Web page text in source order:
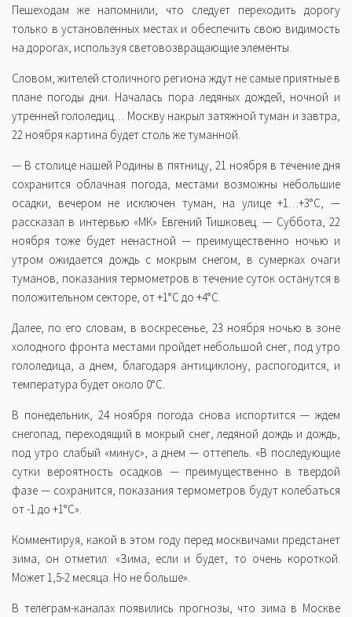
Пешеходам же напомнили, что следует переходить дорогу
только в установленных местах и обеспечить свою видимость
на дорогах, используя световозвращающие элементы.
Словом, жителей столичного региона ждут не самые приятные в
плане погоды дни. Началась пора ледяных дождей, ночной и
утренней гололедиц… Москву накрыл затяжной туман и завтра,
22 ноября картина будет столь же туманной.
— В столице нашей Родины в пятницу, 21 ноября в течение дня
сохранится облачная погода, местами возможны небольшие
осадки, вечером не исключен туман, на улице +1…+3°C, —
рассказал в интервью «МК» Евгений Тишковец. — Суббота, 22
ноября тоже будет ненастной — преимущественно ночью и
утром ожидается дождь с мокрым снегом, в сумерках очаги
туманов, показания термометров в течение суток останутся в
положительном секторе, от +1°C до +4°C.
Далее, по его словам, в воскресенье, 23 ноября ночью в зоне
холодного фронта местами пройдет небольшой снег, под утро
гололедица, а днем, благодаря антициклону, распогодится, и
температура будет около 0°C.
В понедельник, 24 ноября погода снова испортится — ждем
снегопад, переходящий в мокрый снег, ледяной дождь и дождь,
под утро слабый «минус», а днем — оттепель. «В последующие
сутки вероятность осадков — преимущественно в твердой
фазе — сохранится, показания термометров будут колебаться
от -1 до +1°C».
Комментируя, какой в этом году перед москвичами предстанет
зима, он отметил: «Зима, если и будет, то очень короткой.
Может 1,5-2 месяца. Но не больше».
В телеграм-каналах появились прогнозы, что зима в Москве